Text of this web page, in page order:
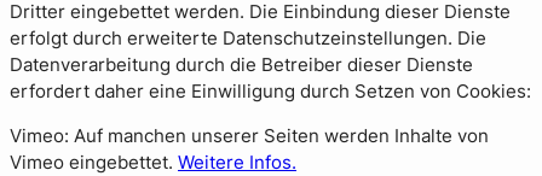
Dritter eingebettet werden. Die Einbindung dieser Dienste
erfolgt durch erweiterte Datenschutzeinstellungen. Die
Datenverarbeitung durch die Betreiber dieser Dienste
erfordert daher eine Einwilligung durch Setzen von Cookies:
Vimeo: Auf manchen unserer Seiten werden Inhalte von
Vimeo eingebettet. Weitere Infos.